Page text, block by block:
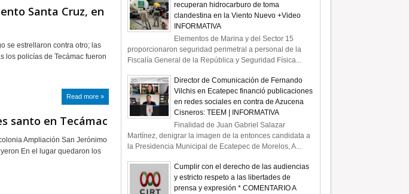
Santa Cruz, en
se estrellaron contra otro; las
los policías de Tecámac fueron
Read more »
santo en Tecámac
Ampliación San Jerónimo
En el lugar quedaron los
recuperan hidrocarburo de toma
clandestina en la Viento Nuevo +Video
INFORMATIVA
Elementos de Marina y del Sector 15
proporcionaron seguridad perimetral a personal de la
Fiscalía General de la República y Seguridad Física...
Director de Comunicación de Fernando
Vilchis en Ecatepec financió publicaciones
en redes sociales en contra de Azucena
Cisneros: TEEM | INFORMATIVA
Finalidad de Juan Gabriel Salazar
Martínez, denigrar la imagen de la entonces candidata a
la Presidencia Municipal de Ecatepec de Morelos, A...
Cumplir con el derecho de las audiencias
y estricto respeto a las libertades de
prensa y expresión * COMENTARIO A